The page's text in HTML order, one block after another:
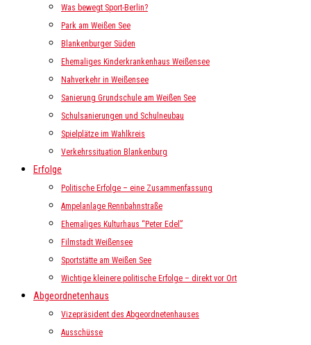
Was bewegt Sport-Berlin?
Park am Weißen See
Blankenburger Süden
Ehemaliges Kinderkrankenhaus Weißensee
Nahverkehr in Weißensee
Sanierung Grundschule am Weißen See
Schulsanierungen und Schulneubau
Spielplätze im Wahlkreis
Verkehrssituation Blankenburg
Erfolge
Politische Erfolge – eine Zusammenfassung
Ampelanlage Rennbahnstraße
Ehemaliges Kulturhaus “Peter Edel”
Filmstadt Weißensee
Sportstätte am Weißen See
Wichtige kleinere politische Erfolge – direkt vor Ort
Abgeordnetenhaus
Vizepräsident des Abgeordnetenhauses
Ausschüsse